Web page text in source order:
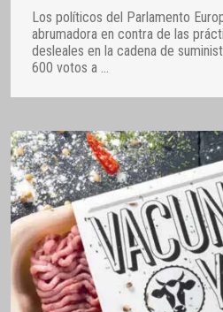
Los políticos del Parlamento
abrumadora en contra de las
desleales en la cadena de
600 votos a …